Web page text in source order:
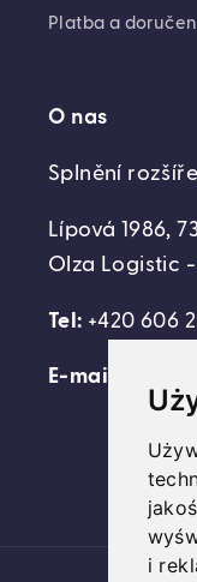
i
Platba a
O nas
Splnění
Lípová 1986,
Olza Logistic
Tel: +420 606
E-mail: